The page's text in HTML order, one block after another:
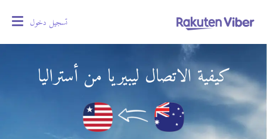
تسجيل دخول
كيفية الاتصال ليبيريا من أستراليا